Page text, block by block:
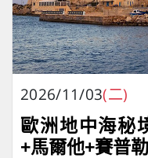
2026/11/03(二)
歐洲地中海秘
+馬爾他+賽普